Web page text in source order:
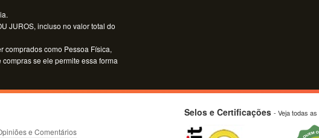
JUROS, incluso no valor total do
comprados como Pessoa Física,
se ele permite essa forma
e Comentários
Selos e Certificações - Veja todas as